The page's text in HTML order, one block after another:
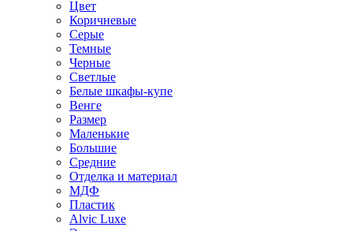
Цвет
Коричневые
Серые
Темные
Черные
Светлые
Белые шкафы-купе
Венге
Размер
Маленькие
Большие
Средние
Отделка и материал
МДФ
Пластик
Alvic Luxe